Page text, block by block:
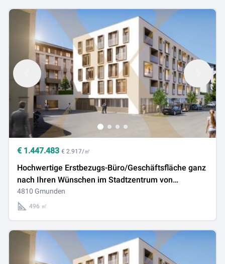
€ 1.447.483 € 2.917/㎡
Hochwertige Erstbezugs-Büro/Geschäftsfläche ganz
nach Ihren Wünschen im Stadtzentrum von
Gmunden zu verkaufen!
4810 Gmunden
496 ㎡